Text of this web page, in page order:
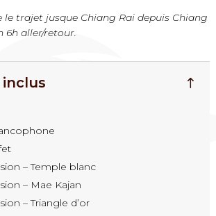
le trajet jusque Chiang Rai depuis Chiang
6h aller/retour.
– Temple blanc
– Mae Kajan
– Triangle d’or